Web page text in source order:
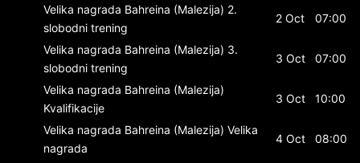
Velika nagrada Bahreina (Malezija) 2.
slobodni trening
2 Oct 07:00
Velika nagrada Bahreina (Malezija) 3.
slobodni trening
3 Oct 07:00
Velika nagrada Bahreina (Malezija)
Kvalifikacije
3 Oct 10:00
Velika nagrada Bahreina (Malezija) Velika
nagrada
4 Oct 08:00